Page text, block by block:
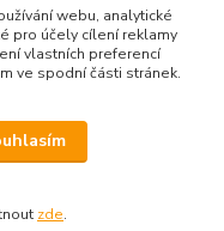
webu, analytické
pro účely cílení reklamy
vlastních preferencí
ve spodní části stránek.
zde.